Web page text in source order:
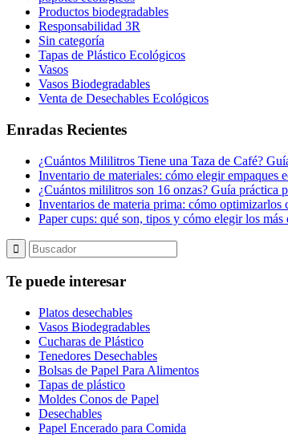
Productos biodegradables
Responsabilidad 3R
Sin categoría
Tapas de Plástico Ecológicos
Vasos
Vasos Biodegradables
Venta de Desechables Ecológicos
Enradas Recientes
¿Cuántos Mililitros Tiene una Taza de Café?
Inventario de materiales: cómo elegir empaques
¿Cuántos mililitros son 16 onzas? Guía práctica
Inventarios de materia prima: cómo optimizarlos
Paper cups: qué son, tipos y cómo elegir los más
Te puede interesar
Platos desechables
Vasos Biodegradables
Cucharas de Plástico
Tenedores Desechables
Bolsas de Papel Para Alimentos
Tapas de plástico
Moldes Conos de Papel
Desechables
Papel Encerado para Comida